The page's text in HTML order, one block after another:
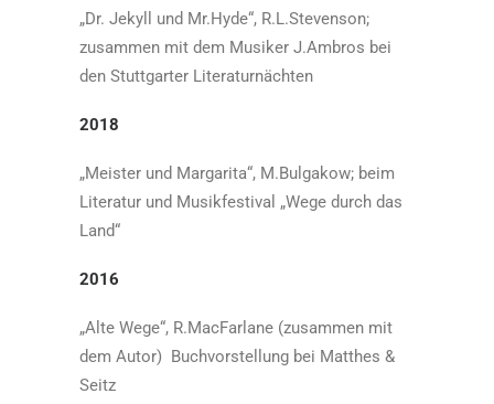
„Dr. Jekyll und Mr.Hyde“, R.L.Stevenson;
zusammen mit dem Musiker J.Ambros bei
den Stuttgarter Literaturnächten
2018
„Meister und Margarita“, M.Bulgakow; beim
Literatur und Musikfestival „Wege durch das
Land“
2016
„Alte Wege“, R.MacFarlane (zusammen mit
dem Autor) Buchvorstellung bei Matthes &
Seitz